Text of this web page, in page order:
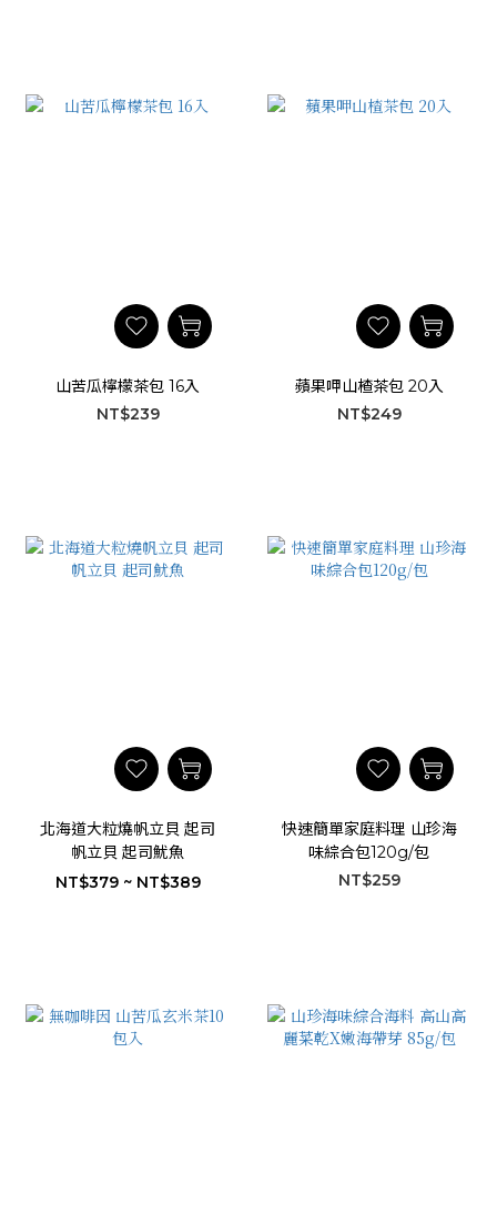
山苦瓜檸檬茶包 16入
NT$239
蘋果呷山楂茶包 20入
NT$249
北海道大粒燒帆立貝 起司
帆立貝 起司魷魚
NT$379 ~ NT$389
快速簡單家庭料理 山珍海
味綜合包120g/包
NT$259